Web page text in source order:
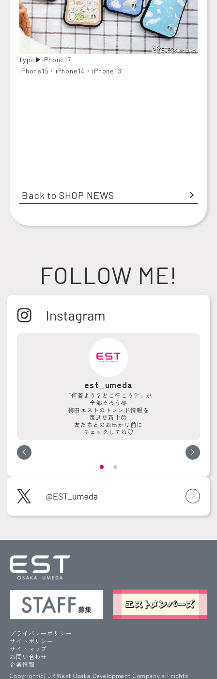
type▶︎iPhone17
iPhone15・iPhone14・iPhone13
Back to SHOP NEWS
FOLLOW ME!
est_umeda
「何着よう？どこ行こう？」が
全部そろう🫶
梅田エストのトレンド情報を
毎週更新中😚
友だちとのお出かけ前に
チェックしてね♡
プライバシーポリシー
サイトポリシー
サイトマップ
お問い合わせ
企業情報
Copyright(c) JR West Osaka Development Company all rights